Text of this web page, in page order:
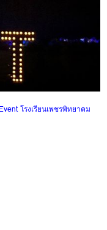
โรงเรียนเพชรพิทยาคม